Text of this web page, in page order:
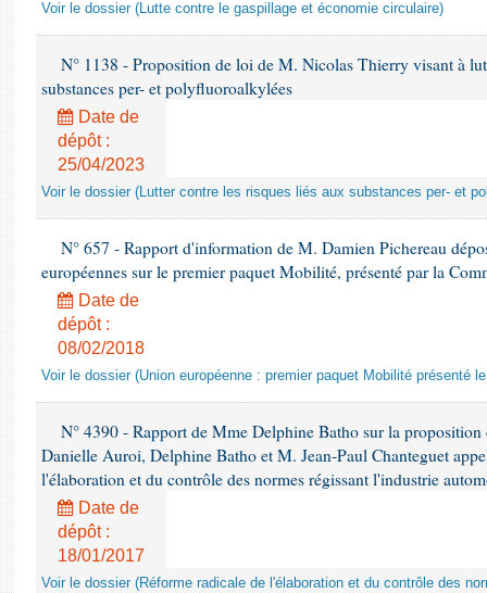
Voir le dossier (Lutte contre le gaspillage et économie circulaire)
N° 1138 - Proposition de loi de M. Nicolas Thierry visant à
substances per- et polyfluoroalkylées
Date de
dépôt :
25/04/2023
Voir le dossier (Lutter contre les risques liés aux substances per- et
N° 657 - Rapport d'information de M. Damien Pichereau
européennes sur le premier paquet Mobilité, présenté par la
Date de
dépôt :
08/02/2018
Voir le dossier (Union européenne : premier paquet Mobilité présenté
N° 4390 - Rapport de Mme Delphine Batho sur la
Danielle Auroi, Delphine Batho et M. Jean-Paul Chanteguet
l'élaboration et du contrôle des normes régissant l'industrie
Date de
dépôt :
18/01/2017
Voir le dossier (Réforme radicale de l'élaboration et du contrôle des